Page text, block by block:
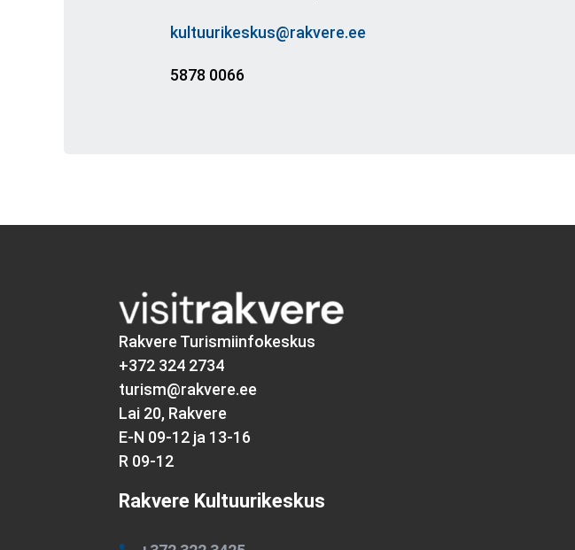
kultuurikeskus@rakvere.ee
5878 0066
Rakvere Turismiinfokeskus
+372 324 2734
turism@rakvere.ee
Lai 20, Rakvere
E-N 09-12 ja 13-16
R 09-12
Rakvere Kultuurikeskus